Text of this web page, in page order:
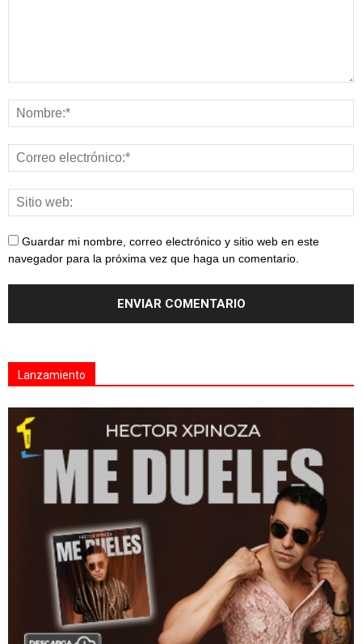
Guardar mi nombre, correo electrónico y sitio web en este
navegador para la próxima vez que haga un comentario.
Lanzamiento